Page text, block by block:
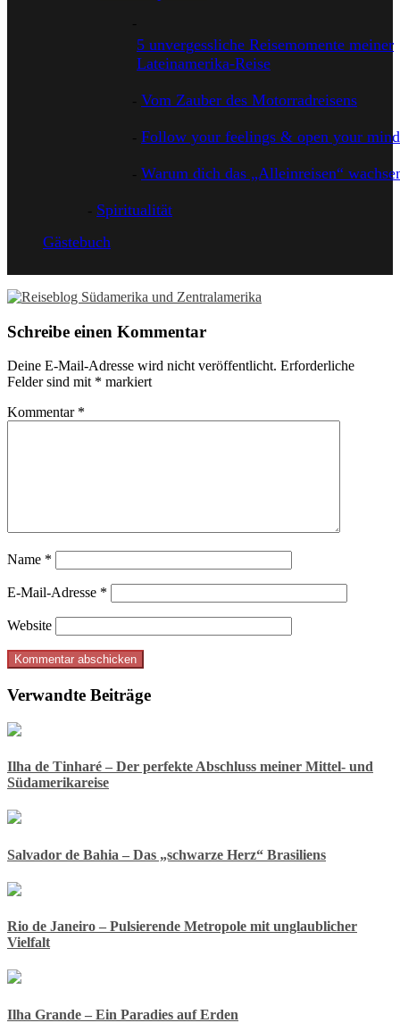
5 unvergessliche Reisemomente meiner
Lateinamerika-Reise
Vom Zauber des Motorradreisens
Follow your feelings & open your
Warum dich das „Alleinreisen“
Spiritualität
Gästebuch
Schreibe einen Kommentar
Deine E-Mail-Adresse wird nicht veröffentlicht. Erforderliche
Felder sind mit * markiert
Kommentar *
Name *
E-Mail-Adresse *
Website
Verwandte Beiträge
Ilha de Tinharé – Der perfekte Abschluss meiner Mittel- und
Südamerikareise
Salvador de Bahia – Das „schwarze Herz“ Brasiliens
Rio de Janeiro – Pulsierende Metropole mit unglaublicher
Vielfalt
Ilha Grande – Ein Paradies auf Erden